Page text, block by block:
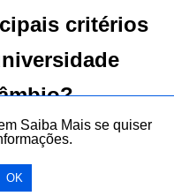
critérios
a avaliação dos
custo
Saiba Mais se quiser
OK